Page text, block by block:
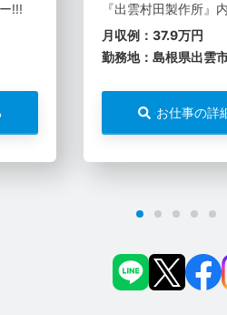
!!!
『出雲村田製作所』
月収例：37.9万円
勤務地：島根県出雲
お仕事の詳